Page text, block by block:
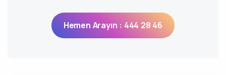
Hemen Arayın : 444 28 46